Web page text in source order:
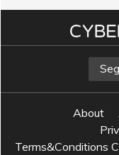
I Internet of
About
Terms&Conditions